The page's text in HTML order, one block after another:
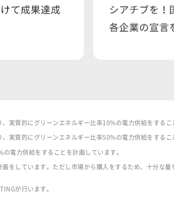
実質的にグリーンエネルギー比率10%の電力供給をするこ
実質的にグリーンエネルギー比率50%の電力供給をするこ
電力供給をすることを計画しています。
をしています。ただし市場から購入をするため、十分な量
が行います。